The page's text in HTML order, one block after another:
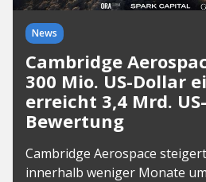
News
Cambridge
300 Mio. US-Dollar
erreicht 3,4 Mrd.
Bewertung
Cambridge Aerospace
innerhalb weniger Monate